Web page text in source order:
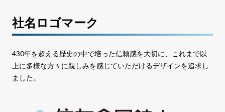
社名ロゴマーク
430年を超える歴史の中で培った信頼感を大切に、これまで以
上に多様な方々に親しみを感じていただけるデザインを追求し
ました。